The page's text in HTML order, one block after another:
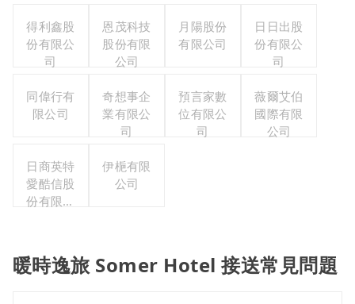
得利鑫股
份有限公
司
恩茂科技
股份有限
公司
月陽股份
有限公司
日日出股
份有限公
司
同偉行有
限公司
奇想事企
業有限公
司
預言家數
位有限公
司
薇爾艾伯
國際有限
公司
日商英特
愛酷信股
份有限公
伊梔有限
公司
暖時逸旅 Somer Hotel 接送常見問題